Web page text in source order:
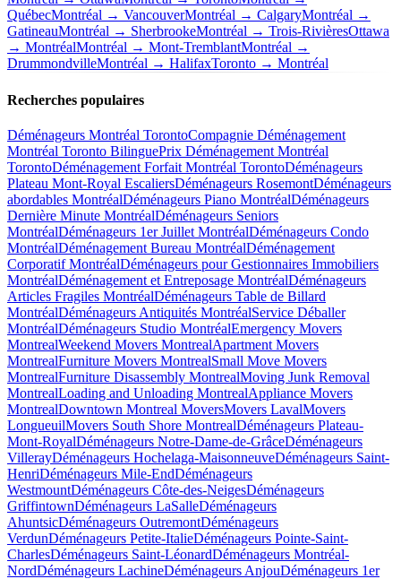
QuébecMontréal → VancouverMontréal → CalgaryMontréal →
GatineauMontréal → SherbrookeMontréal → Trois-RivièresOttawa
→ MontréalMontréal → Mont-TremblantMontréal →
DrummondvilleMontréal → HalifaxToronto → Montréal
Recherches populaires
Déménageurs Montréal TorontoCompagnie Déménagement
Montréal Toronto BilinguePrix Déménagement Montréal
TorontoDéménagement Forfait Montréal TorontoDéménageurs
Plateau Mont-Royal EscaliersDéménageurs RosemontDéménageurs
abordables MontréalDéménageurs Piano MontréalDéménageurs
Dernière Minute MontréalDéménageurs Seniors
MontréalDéménageurs 1er Juillet MontréalDéménageurs Condo
MontréalDéménagement Bureau MontréalDéménagement
Corporatif MontréalDéménageurs pour Gestionnaires Immobiliers
MontréalDéménagement et Entreposage MontréalDéménageurs
Articles Fragiles MontréalDéménageurs Table de Billard
MontréalDéménageurs Antiquités MontréalService Déballer
MontréalDéménageurs Studio MontréalEmergency Movers
MontrealWeekend Movers MontrealApartment Movers
MontrealFurniture Movers MontrealSmall Move Movers
MontrealFurniture Disassembly MontrealMoving Junk Removal
MontrealLoading and Unloading MontrealAppliance Movers
MontrealDowntown Montreal MoversMovers LavalMovers
LongueuilMovers South Shore MontrealDéménageurs Plateau-
Mont-RoyalDéménageurs Notre-Dame-de-GrâceDéménageurs
VillerayDéménageurs Hochelaga-MaisonneuveDéménageurs Saint-
HenriDéménageurs Mile-EndDéménageurs
WestmountDéménageurs Côte-des-NeigesDéménageurs
GriffintownDéménageurs LaSalleDéménageurs
AhuntsicDéménageurs OutremontDéménageurs
VerdunDéménageurs Petite-ItalieDéménageurs Pointe-Saint-
CharlesDéménageurs Saint-LéonardDéménageurs Montréal-
NordDéménageurs LachineDéménageurs AnjouDéménageurs 1er